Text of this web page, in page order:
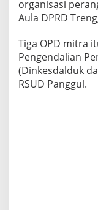
organisasi
Aula DPRD
Tiga OPD mitra
Pengendalian
(Dinkesdalduk
RSUD Panggul.